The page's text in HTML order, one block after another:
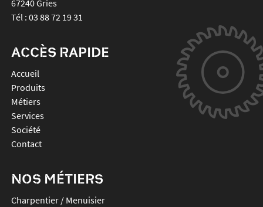
67240Gries
Tél : 03 88 72 19 31
ACCÈS RAPIDE
Accueil
Produits
Métiers
Services
Société
Contact
NOS MÉTIERS
Charpentier / Menuisier